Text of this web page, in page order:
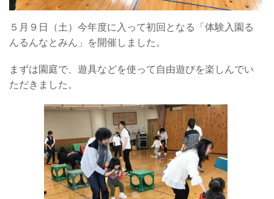
５月９日（土）今年度に入って初回となる「体験入園る
んるんなとみん」を開催しました。
まずは園庭で、遊具などを使って自由遊びを楽しんでい
ただきました。